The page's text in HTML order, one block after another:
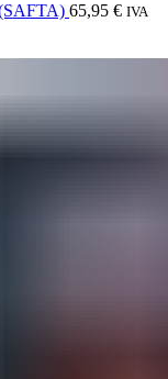
65,95 € IVA